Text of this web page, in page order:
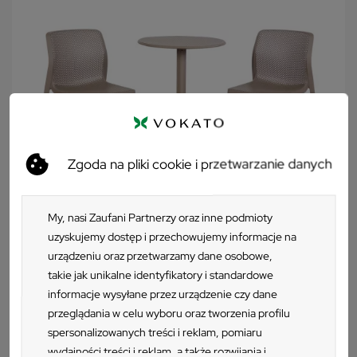
Zgoda na pliki cookie i przetwarzanie danych
My, nasi Zaufani Partnerzy oraz inne podmioty
uzyskujemy dostęp i przechowujemy informacje na
urządzeniu oraz przetwarzamy dane osobowe,
takie jak unikalne identyfikatory i standardowe
informacje wysyłane przez urządzenie czy dane
przeglądania w celu wyboru oraz tworzenia profilu
spersonalizowanych treści i reklam, pomiaru
wydajności treści i reklam, a także rozwijania i
sztaplowania sprawia, że przechowywanie tego modelu staje
się niezwykle łatwe.
Zestaw Stół STEP tortora/brązowy + 2
krzesła BIT tortora/brązowy
2 szt.